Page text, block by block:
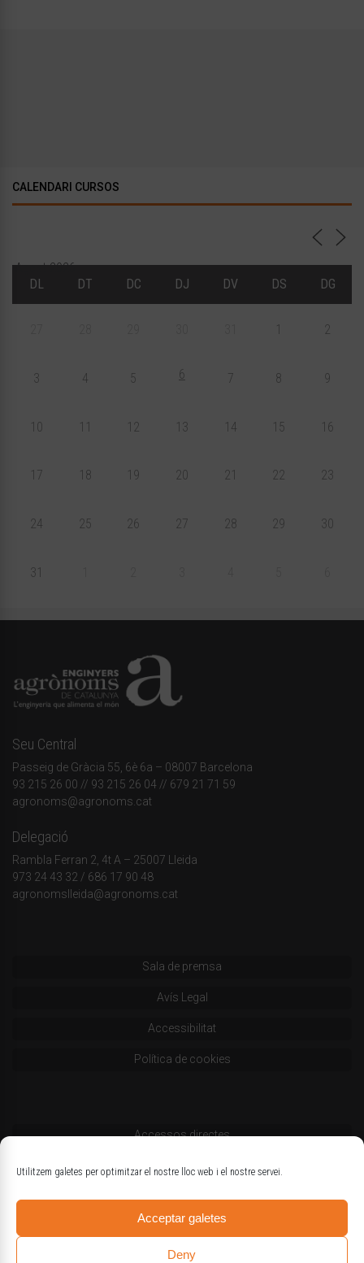
Utilitzem galetes per optimitzar el nostre lloc web i el nostre servei.
Acceptar galetes
Deny
CALENDARI CURSOS
Agost 2026
DL
DT DC DJ DV DS DG
1 2
3 4 5 6 7 8 9
10 11 12 13 14 15 16
17 18 19 20 21 22 23
24 25 26 27 28 29 30
31
Seu Central
Passeig de Gràcia 55, 6è 6a – 08007 Barcelona
93 215 26 00 // 93 215 26 04 // 679 21 71 59
agronoms@agronoms.cat
Delegació
Rambla Ferran 2, 4t A – 25007 Lleida
973 24 43 32 / 686 17 90 48
agronomslleida@agronoms.cat
Sala de premsa
Avís Legal
Accessibilitat
Política de cookies
Accessos directes
Codi deontològic
Estatuts
Logotips oficials